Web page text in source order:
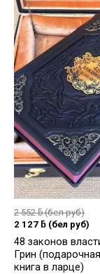
2 552ƃ(бел руб)
2 127 ƃ (бел руб)
48 законов
Грин
книга в ларце)